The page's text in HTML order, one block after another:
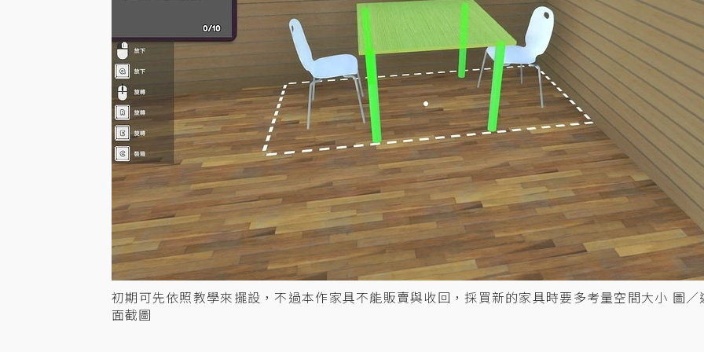
初期可先依照教學來擺設，不過本作家具不能販賣與收回，採買新的家具時要多考量空間大小 圖／
面截圖